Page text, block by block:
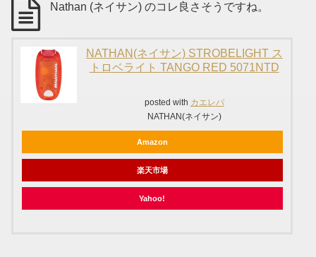
Nathan (ネイサン) のコレ良さそうですね。
NATHAN(ネイサン) STROBELIGHT ス
トロベライト TANGO RED 5071NTD
posted with カエレバ
NATHAN(ネイサン)
Amazon
楽天市場
Yahoo!